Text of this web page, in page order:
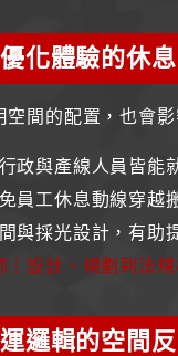
化體驗的休
間的配置，也會
行政與產線人員皆能
免員工休息動線穿越
與採光設計，有助
設計、規劃到法規
邏輯的空間